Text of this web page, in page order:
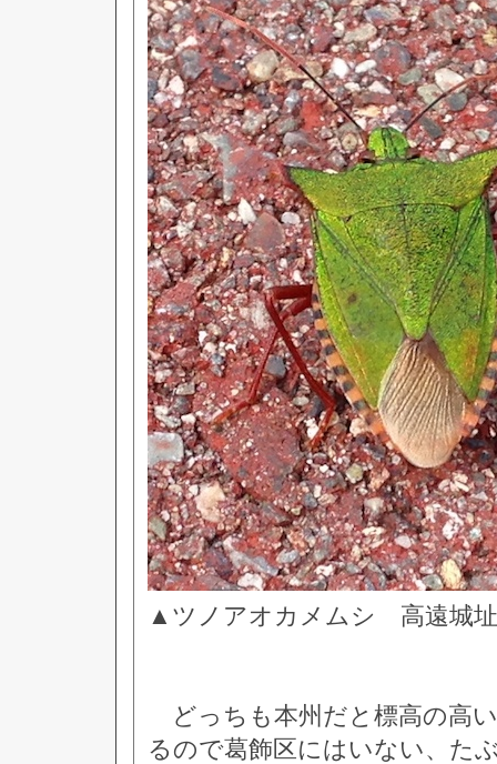
▲ツノアオカメムシ 高遠城
どっちも本州だと標高の高
るので葛飾区にはいない、た